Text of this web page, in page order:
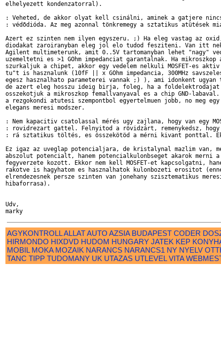
elhelyezett kondenzatorral).
: Veheted, de akkor olyat kell csinálni, aminek a gatjere
: védõdióda. Az meg azonnal tönkremegy a sztatikus atütések
Azert ez szinten nem ilyen egyszeru. ;) Ha eleg vastag az
diodakat zaroiranyban eleg jol elo tudod fesziteni. Van itt
Agilent multimeterunk, amit 0..5V tartomanyban lehet "nagy"
uzemeltetni es >1 GOhm impedanciat garantalnak. Ha
szurkaljuk a chipet, akkor egy vedelem nelkuli MOSFET-es
tu"t is hasznalunk (10fF || x GOhm impedancia, 300MHz
egesz hasznalhato parameterei vannak ;) ), ami idonkent ugyan
de azert eleg hosszu ideig birja, foleg, ha a foldelektrodajat
osszekotjuk a mikroszkop femallvanyaval es a chip GND-
a rezgokondi atutesi szempontbol egyertelmuen jobb, no meg egy
elegans meresi modszer.
: Nem kapacitiv csatolassal mérés ugy zajlana, hogy van egy
: rovidrezart gattel. Felnyitod a rövidzárt, remenykedsz, hogy
: rá sztatikus töltés, es összekötöd a mérni kivant ponttal.
Ez igaz az uveglap potencialjara, de kristalynal mazlim van,
abszolut potencialt, hanem potencialkulonbseget akarok merni
fegyverzete kozott. Ekkor nem kell MOSFET-et kapcsolgatni,
rakotve is hagyhatom es hasznalhatok kulonbozeti erositot
elrendezesnek persze szinten van jonehany szisztematikus
hibaforrasa).
Udv,
AGYKONTROLLALLATAUTO AZSIA BUDAPEST CODER
HIRMONDO HIXDVD HUDOM HUNGARY JATEK KEP
MOBIL MOKA MOZAIK NARANCS NARANCS1 NY NYELV
TANC TIPP TUDOMANY UK UTAZAS UTLEVEL VITA